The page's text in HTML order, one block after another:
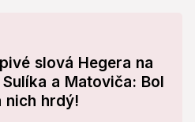
slová Hegera na
a Matoviča: Bol
nich hrdý!